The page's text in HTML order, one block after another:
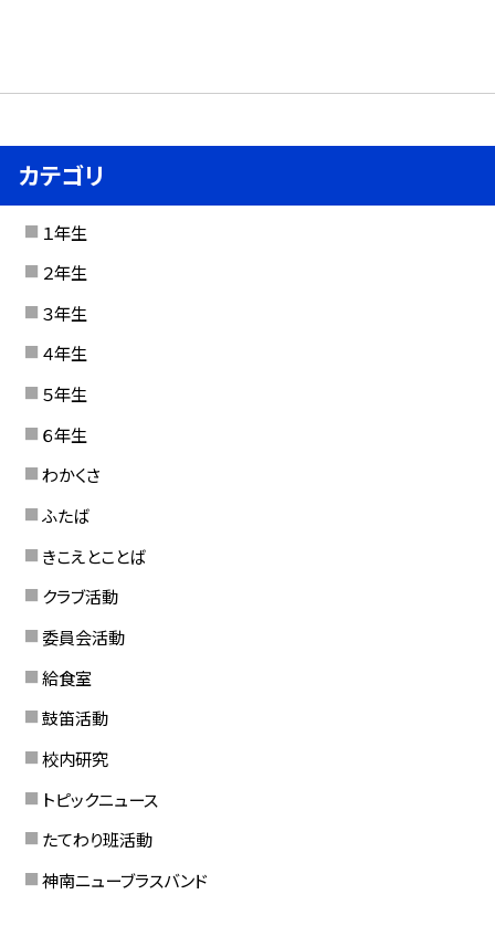
カテゴリ
１年生
２年生
３年生
４年生
５年生
６年生
わかくさ
ふたば
きこえとことば
クラブ活動
委員会活動
給食室
鼓笛活動
校内研究
トピックニュース
たてわり班活動
神南ニューブラスバンド